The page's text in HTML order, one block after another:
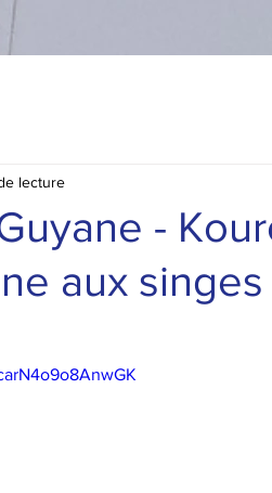
-
aux
lecture